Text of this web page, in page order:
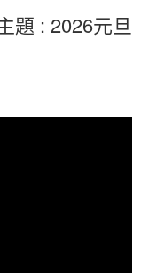
題 : 2026元旦